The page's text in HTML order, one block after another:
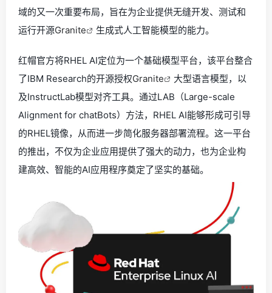
域的又一次重要布局，旨在为企业提供无缝开发、测试和
运行开源Granite 生成式人工智能模型的能力。
红帽官方将RHEL AI定位为一个基础模型平台，该平台整合
了IBM Research的开源授权Granite
大型语言模型，以
及InstructLab模型对齐工具。通过LAB（Large-scale
Alignment for chatBots）方法，RHEL AI能够形成可引导
的RHEL镜像，从而进一步简化服务器部署流程。这一平台
的推出，不仅为企业应用提供了强大的动力，也为企业构
建高效、智能的AI应用程序奠定了坚实的基础。